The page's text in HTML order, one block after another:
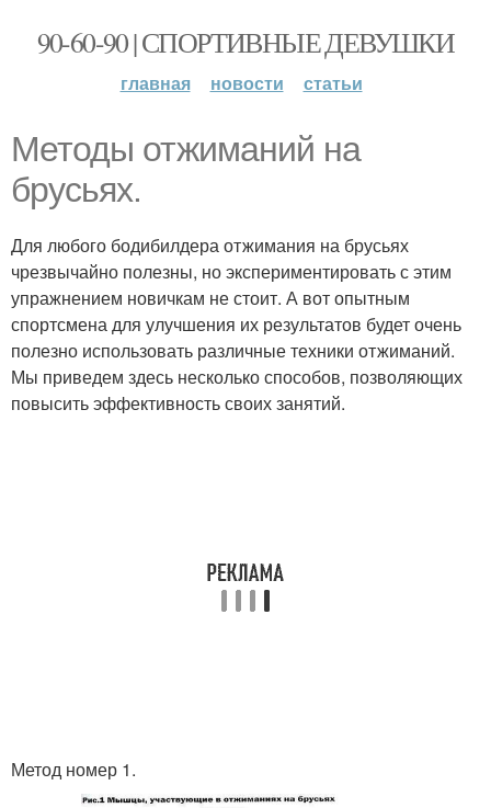
90-60-90 | СПОРТИВНЫЕ ДЕВУШКИ
главная новости статьи
Методы отжиманий на
брусьях.
Для любого бодибилдера отжимания на брусьях
чрезвычайно полезны, но экспериментировать с этим
упражнением новичкам не стоит. А вот опытным
спортсмена для улучшения их результатов будет очень
полезно использовать различные техники отжиманий.
Мы приведем здесь несколько способов, позволяющих
повысить эффективность своих занятий.
Метод номер 1.